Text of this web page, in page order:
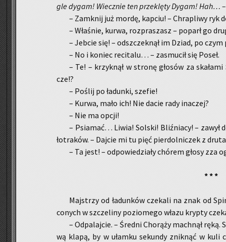
gle dygam! Wiecz­nie ten prze­klę­ty Dygam! Hah… –
– Za­mknij już mordę, kap­ciu! – Chra­pli­wy ryk
– Wła­śnie, kurwa, roz­pra­szasz – po­parł go
– Jeb­cie się! – od­szczek­nął im Dziad, po
– No i ko­niec re­ci­ta­lu… – za­smu­cił się Poseł.
– Te! – krzyk­nął w stro­nę gło­sów za
cze!?
– Po­ślij po ła­dun­ki, sze­fie!
– Kurwa, mało ich! Nie dacie rady ina­czej?
– Nie ma opcji!
– Psia­mać… Liwia! Sol­ski! Bliź­nia­cy! –
ło­tra­ków. – Daj­cie mi tu pięć pier­dol­ni­czek z
– Ta jest! – od­po­wie­dzia­ły chó­rem głosy zza
* * *
Maj­strzy od ła­dun­ków cze­ka­li na znak od
co­nych w szcze­li­ny po­zio­me­go włazu kryp­ty
– Od­pa­laj­cie. – Śred­ni Cho­rą­ży mach­nął
wą klapą, by w ułam­ku se­kun­dy znik­nąć w kuli